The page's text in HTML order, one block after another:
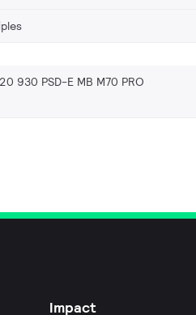
930 PSD-E MB M70 PRO
Impact